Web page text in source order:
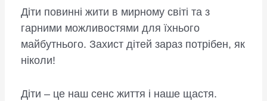
Діти повинні жити в мирному світі та з
гарними можливостями для їхнього
майбутнього. Захист дітей зараз потрібен, як
ніколи!
Діти – це наш сенс життя і наше щастя.